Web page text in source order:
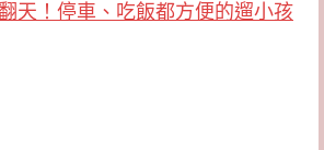
天！停車、吃飯都方便的遛小孩